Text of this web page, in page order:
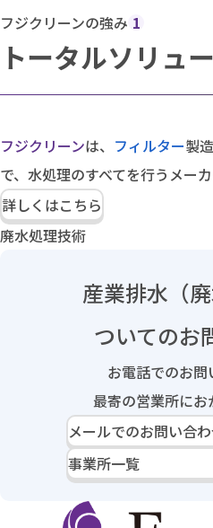
フジクリーンの強み 1
トータルソリュ
フジクリーンは、 フィルター製
で、水処理のすべてを行うメーカ
詳しくはこちら
廃水処理技術
産業排水（
ついてのお
お電話でのお問
最寄の営業所にお
メールでのお問い合
事業所一覧